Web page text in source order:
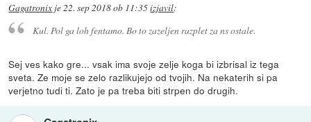
Gagatronix je22. sep 2018 ob 11:35izjavil:
Kul. Pol ga loh fentamo. Bo to zazeljen razplet za ns ostale.
Sej ves kako gre... vsak ima svoje zelje koga bi izbrisal iz tega
sveta. Ze moje se zelo razlikujejo od tvojih. Na nekaterih si pa
verjetno tudi ti. Zato je pa treba biti strpen do drugih.